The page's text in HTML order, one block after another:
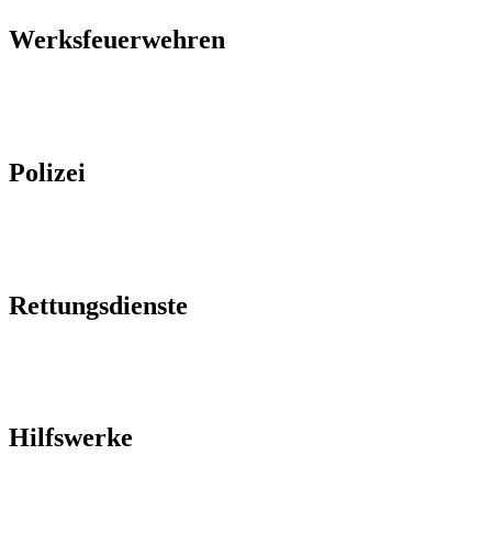
Werksfeuerwehren
Polizei
Rettungsdienste
Hilfswerke